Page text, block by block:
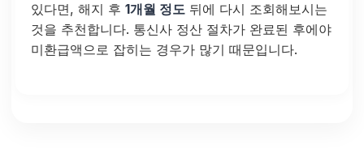
있다면, 해지 후1개월 정도 뒤에 다시 조회해보시는
것을 추천합니다. 통신사 정산 절차가 완료된 후에야
미환급액으로 잡히는 경우가 많기 때문입니다.